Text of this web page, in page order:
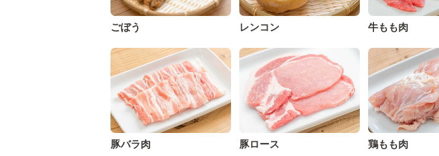
ごぼう レンコン 牛もも肉
豚バラ肉 豚ロース 鶏もも肉